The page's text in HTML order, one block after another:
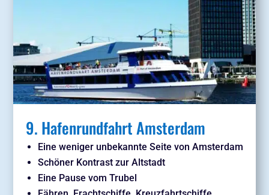
9. Hafenrundfahrt Amsterdam
Eine weniger unbekannte Seite von Amsterdam
Schöner Kontrast zur Altstadt
Eine Pause vom Trubel